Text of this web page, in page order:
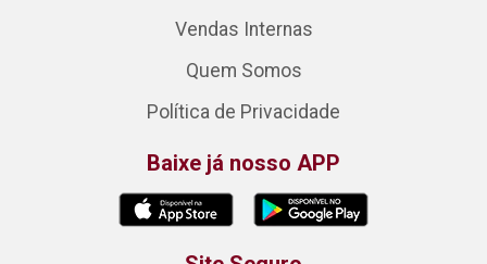
Vendas Internas
Quem Somos
Política de Privacidade
Baixe já nosso APP